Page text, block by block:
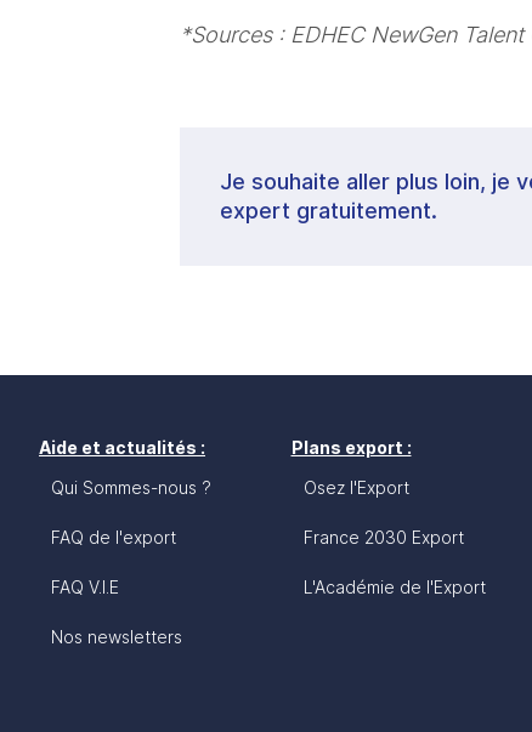
*Sources : EDHEC NewGen
Je souhaite aller plus loin, je
expert gratuitement.
Aide et actualités :
Qui Sommes-nous ?
FAQ de l'export
FAQ V.I.E
Nos newsletters
Plans export :
Osez l'Export
France 2030 Export
L'Académie de l'Export